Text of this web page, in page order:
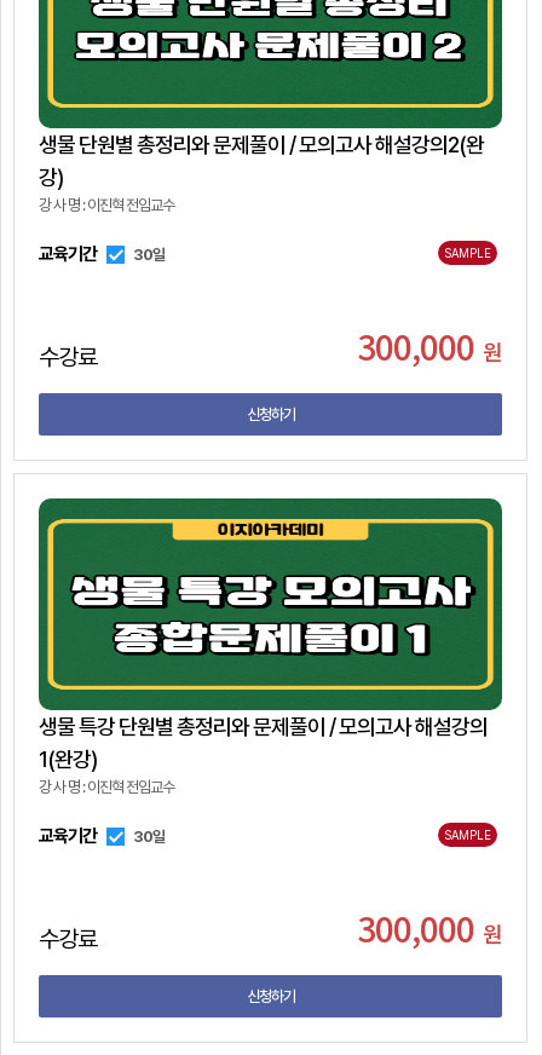
생물 단원별 총정리와 문제풀이 / 모의고사 해설강의2(완
강)
강 사 명 : 이진혁 전임교수
교육기간 30일 SAMPLE
수강료 300,000 원
신청하기
생물 특강 단원별 총정리와 문제풀이 / 모의고사 해설강의
1(완강)
강 사 명 : 이진혁 전임교수
교육기간 30일 SAMPLE
수강료 300,000 원
신청하기